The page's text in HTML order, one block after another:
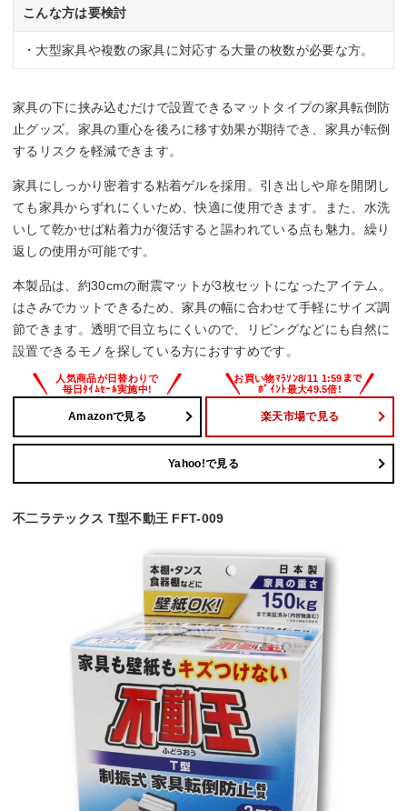
こんな方は要検討
・大型家具や複数の家具に対応する大量の枚数が必要な方。
家具の下に挟み込むだけで設置できるマットタイプの家具転倒防
止グッズ。家具の重心を後ろに移す効果が期待でき、家具が転倒
するリスクを軽減できます。
家具にしっかり密着する粘着ゲルを採用。引き出しや扉を開閉し
ても家具からずれにくいため、快適に使用できます。また、水洗
いして乾かせば粘着力が復活すると謳われている点も魅力。繰り
返しの使用が可能です。
本製品は、約30cmの耐震マットが3枚セットになったアイテム。
はさみでカットできるため、家具の幅に合わせて手軽にサイズ調
節できます。透明で目立ちにくいので、リビングなどにも自然に
設置できるモノを探している方におすすめです。
Amazonで見る 楽天市場で見る
Yahoo!で見る
不二ラテックス T型不動王 FFT-009